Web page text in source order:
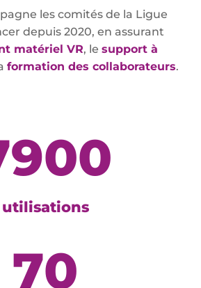
les comités de la Ligue
depuis 2020, en assurant
matériel VR, le support à
formation des collaborateurs.
utilisations
70